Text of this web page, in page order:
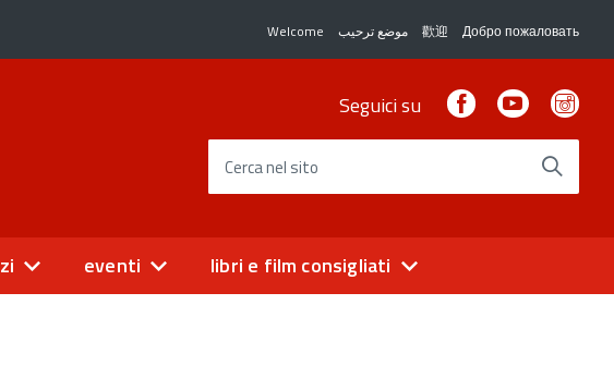
Welcome موضع ترحيب 歡迎 Добро пожаловать
Seguici su FacebookYoutube
Cerca nel sito
eventi libri e film consigliati